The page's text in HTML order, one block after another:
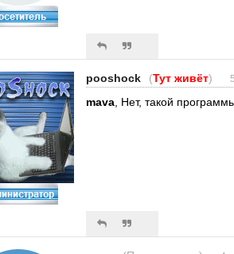
pooshock (Тут живёт)
mava, Нет, такой